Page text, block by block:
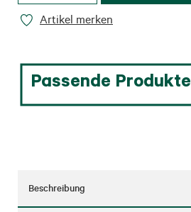
Artikel merken
Passende Produkte
Beschreibung